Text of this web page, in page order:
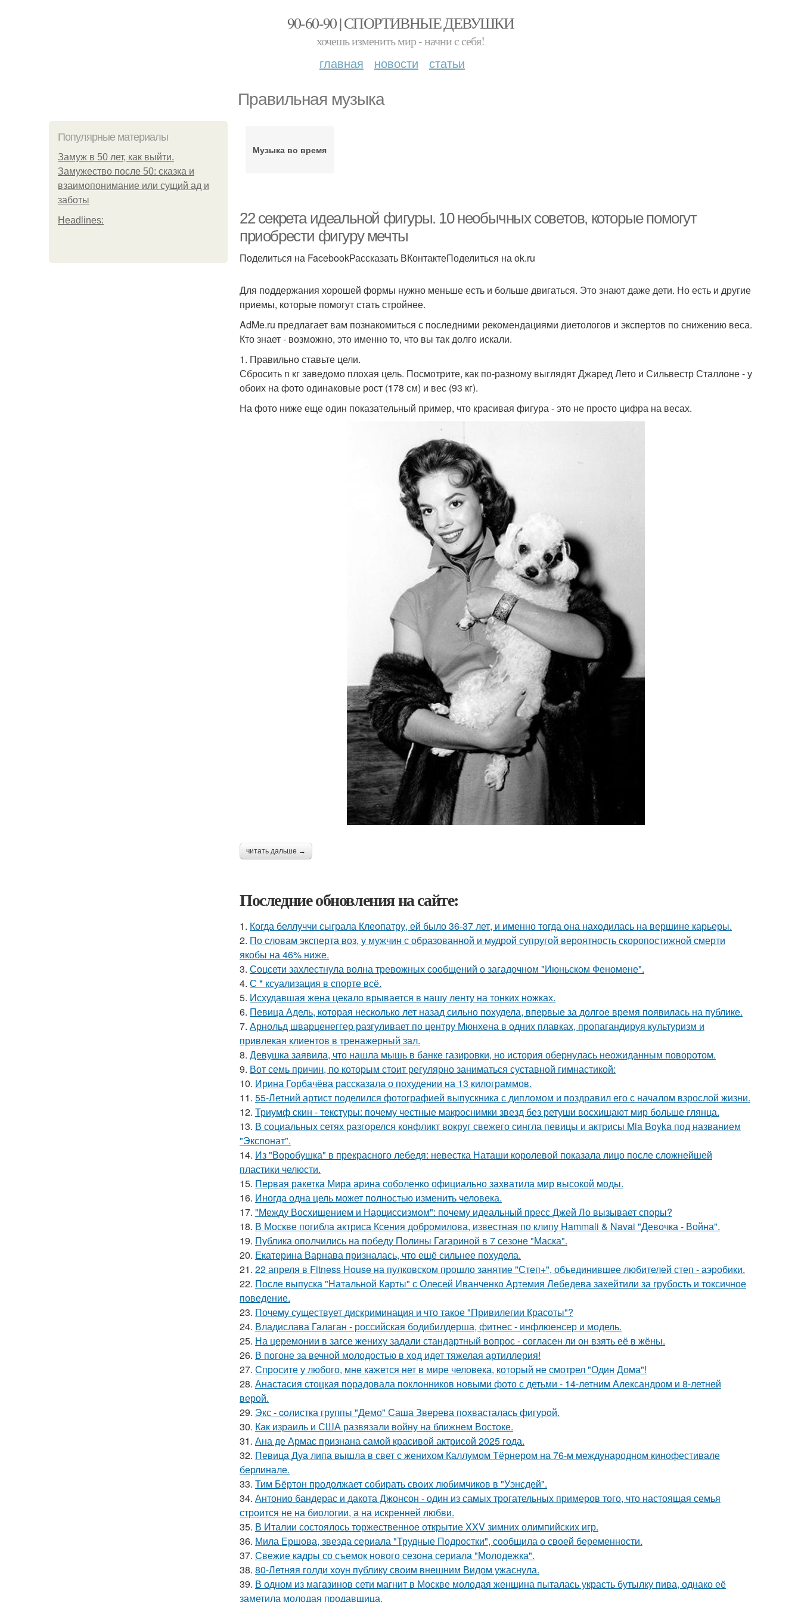
90-60-90 | СПОРТИВНЫЕ ДЕВУШКИ
хочешь изменить мир - начни с себя!
главная новости статьи
Правильная музыка
Популярные материалы
Замуж в 50 лет, как выйти.
Замужество после 50: сказка и
взаимопонимание или сущий ад и
заботы
Headlines:
Музыка во время
22 секрета идеальной фигуры. 10 необычных советов, которые помогут
приобрести фигуру мечты
Поделиться на FacebookРассказать ВКонтактеПоделиться на ok.ru
Для поддержания хорошей формы нужно меньше есть и больше двигаться. Это знают даже дети. Но есть и другие
приемы, которые помогут стать стройнее.
AdMe.ru предлагает вам познакомиться с последними рекомендациями диетологов и экспертов по снижению веса.
Кто знает - возможно, это именно то, что вы так долго искали.
1. Правильно ставьте цели.
Сбросить n кг заведомо плохая цель. Посмотрите, как по-разному выглядят Джаред Лето и Сильвестр Сталлоне - у
обоих на фото одинаковые рост (178 см) и вес (93 кг).
На фото ниже еще один показательный пример, что красивая фигура - это не просто цифра на весах.
читать дальше →
Последние обновления на сайте:
1. Когда беллуччи сыграла Клеопатру, ей было 36-37 лет, и именно тогда она находилась на вершине карьеры.
2. По словам эксперта воз, у мужчин с образованной и мудрой супругой вероятность скоропостижной смерти
якобы на 46% ниже.
3. Соцсети захлестнула волна тревожных сообщений о загадочном "Июньском Феномене".
4. С * ксуализация в спорте всё.
5. Исхудавшая жена цекало врывается в нашу ленту на тонких ножках.
6. Певица Адель, которая несколько лет назад сильно похудела, впервые за долгое время появилась на публике.
7. Арнольд шварценеггер разгуливает по центру Мюнхена в одних плавках, пропагандируя культуризм и
привлекая клиентов в тренажерный зал.
8. Девушка заявила, что нашла мышь в банке газировки, но история обернулась неожиданным поворотом.
9. Вот семь причин, по которым стоит регулярно заниматься суставной гимнастикой:
10. Ирина Горбачёва рассказала о похудении на 13 килограммов.
11. 55-Летний артист поделился фотографией выпускника с дипломом и поздравил его с началом взрослой жизни.
12. Триумф скин - текстуры: почему честные макроснимки звезд без ретуши восхищают мир больше глянца.
13. В социальных сетях разгорелся конфликт вокруг свежего сингла певицы и актрисы Mia Boyka под названием
"Экспонат".
14. Из "Воробушка" в прекрасного лебедя: невестка Наташи королевой показала лицо после сложнейшей
пластики челюсти.
15. Первая ракетка Мира арина соболенко официально захватила мир высокой моды.
16. Иногда одна цель может полностью изменить человека.
17. "Между Восхищением и Нарциссизмом": почему идеальный пресс Джей Ло вызывает споры?
18. В Москве погибла актриса Ксения добромилова, известная по клипу Hammali & Navai "Девочка - Война".
19. Публика ополчились на победу Полины Гагариной в 7 сезоне "Маска".
20. Екатерина Варнава призналась, что ещё сильнее похудела.
21. 22 апреля в Fitness House на пулковском прошло занятие "Степ+", объединившее любителей степ - аэробики.
22. После выпуска "Натальной Карты" с Олесей Иванченко Артемия Лебедева захейтили за грубость и токсичное
поведение.
23. Почему существует дискриминация и что такое "Привилегии Красоты"?
24. Владислава Галаган - российская бодибилдерша, фитнес - инфлюенсер и модель.
25. На церемонии в загсе жениху задали стандартный вопрос - согласен ли он взять её в жёны.
26. В погоне за вечной молодостью в ход идет тяжелая артиллерия!
27. Спросите у любого, мне кажется нет в мире человека, который не смотрел "Один Дома"!
28. Анастасия стоцкая порадовала поклонников новыми фото с детьми - 14-летним Александром и 8-летней
верой.
29. Экс - coлистка группы "Демо" Саша Зверева пoхвасталась фигуpoй.
30. Как израиль и США развязали войну на ближнем Востоке.
31. Ана де Армас признана самой красивой актрисой 2025 года.
32. Певица Дуа липа вышла в свет с женихом Каллумом Тёрнером на 76-м международном кинофестивале
берлинале.
33. Тим Бёртон продолжает собирать своих любимчиков в "Уэнсдей".
34. Антонио бандерас и дакота Джонсон - один из самых трогательных примеров того, что настоящая семья
строится не на биологии, а на искренней любви.
35. В Италии состоялось торжественное открытие XXV зимних олимпийских игр.
36. Мила Ершова, звезда сериала "Трудные Подростки", сообщила о своей беременности.
37. Свежие кадры со съемок нового сезона сериала "Молодежка".
38. 80-Летняя голди хоун публику своим внешним Видом ужаснула.
39. В одном из магазинов сети магнит в Москве молодая женщина пыталась украсть бутылку пива, однако её
заметила молодая продавщица.